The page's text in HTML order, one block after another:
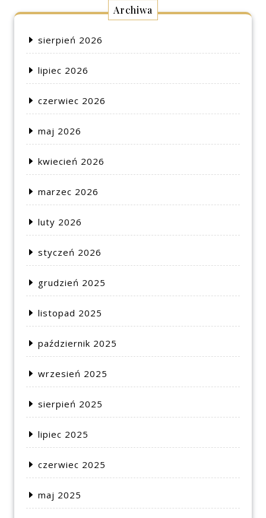
Archiwa
sierpień 2026
lipiec 2026
czerwiec 2026
maj 2026
kwiecień 2026
marzec 2026
luty 2026
styczeń 2026
grudzień 2025
listopad 2025
październik 2025
wrzesień 2025
sierpień 2025
lipiec 2025
czerwiec 2025
maj 2025